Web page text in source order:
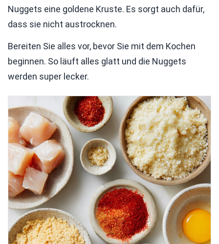
Nuggets eine goldene Kruste. Es sorgt auch dafür,
dass sie nicht austrocknen.
Bereiten Sie alles vor, bevor Sie mit dem Kochen
beginnen. So läuft alles glatt und die Nuggets
werden super lecker.